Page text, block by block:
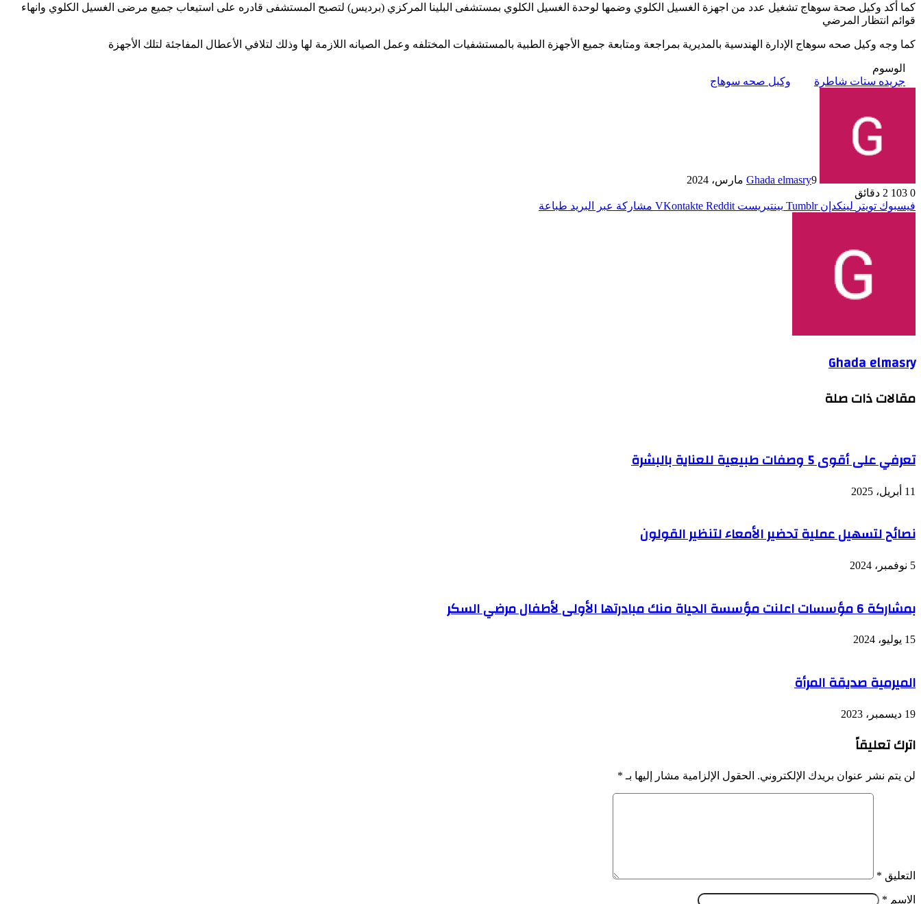
كما أكد وكيل صحة سوهاج تشغيل عدد من اجهزة الغسيل الكلوي وضمها لوحدة الغسيل الكلوي بمستشفى البلينا المركزي (برديس) لتصبح المستشفى قادره على استيعاب جميع مرضى الغسيل الكلوي وانهاء
قوائم انتظار المرضي
كما وجه وكيل صحه سوهاج الإدارة الهندسية بالمديرية بمراجعة ومتابعة جميع الأجهزة الطبية بالمستشفيات المختلفه وعمل الصيانه اللازمة لها وذلك لتلافي الأعطال المفاجئة لتلك الأجهزة
الوسوم
جريده ستات شاطرة
وكيل صحه سوهاج
Ghada elmasry9 مارس، 2024
0
2 دقائق
فيسبوك تويتر لينكدإن بينتيريست مشاركة عبر البريد طباعة
Ghada elmasry
مقالات ذات صلة
تعرفي على أقوى 5 وصفات طبيعية للعناية بالبشرة
11 أبريل، 2025
نصائح لتسهيل عملية تحضير الأمعاء لتنظير القولون
5 نوفمبر، 2024
بمشاركة 6 مؤسسات اعلنت مؤسسة الحياة منك مبادرتها الأولى لأطفال مرضي السكر
15 يوليو، 2024
الميرمية صديقة المرأة
19 ديسمبر، 2023
اترك تعليقاً
لن يتم نشر عنوان بريدك الإلكتروني. الحقول الإلزامية مشار إليها بـ *
التعليق *
الاسم *